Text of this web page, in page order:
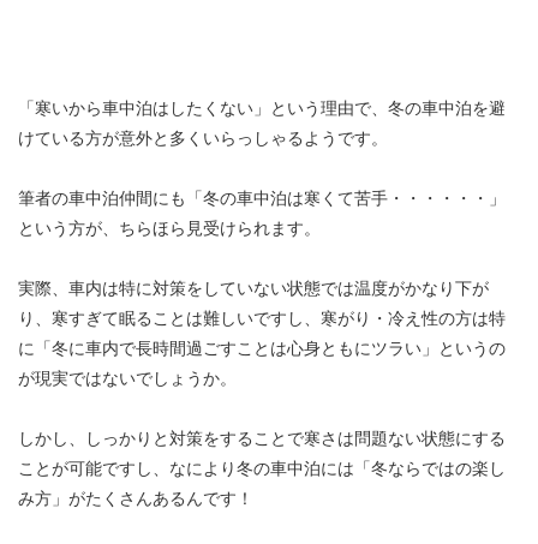
「寒いから車中泊はしたくない」という理由で、冬の車中泊を避
けている方が意外と多くいらっしゃるようです。
筆者の車中泊仲間にも「冬の車中泊は寒くて苦手・・・・・・」
という方が、ちらほら見受けられます。
実際、車内は特に対策をしていない状態では温度がかなり下が
り、寒すぎて眠ることは難しいですし、寒がり・冷え性の方は特
に「冬に車内で長時間過ごすことは心身ともにツラい」というの
が現実ではないでしょうか。
しかし、しっかりと対策をすることで寒さは問題ない状態にする
ことが可能ですし、なにより冬の車中泊には「冬ならではの楽し
み方」がたくさんあるんです！